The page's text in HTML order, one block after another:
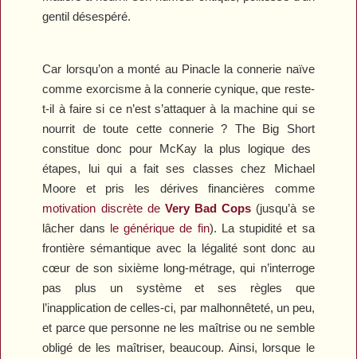
gentil désespéré.
Car lorsqu’on a monté au Pinacle la connerie naïve
comme exorcisme à la connerie cynique, que reste-
t-il à faire si ce n’est s’attaquer à la machine qui se
nourrit de toute cette connerie ? The Big Short
constitue donc pour McKay la plus logique des
étapes, lui qui a fait ses classes chez Michael
Moore et pris les dérives financières comme
motivation discrète de Very Bad Cops (jusqu’à se
lâcher dans le générique de fin). La stupidité et sa
frontière sémantique avec la légalité sont donc au
cœur de son sixième long-métrage, qui n’interroge
pas plus un système et ses règles que
l’inapplication de celles-ci, par malhonnêteté, un peu,
et parce que personne ne les maîtrise ou ne semble
obligé de les maîtriser, beaucoup. Ainsi, lorsque le